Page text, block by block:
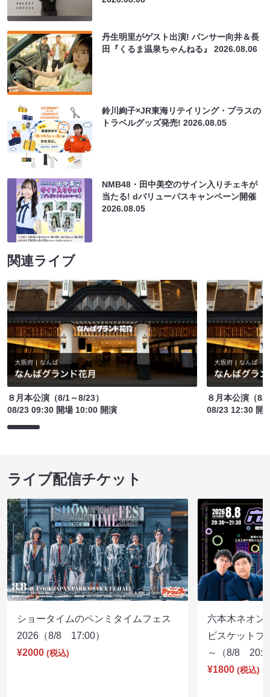
丹生明里がゲスト出演! パンサー向井＆長
田『くるま温泉ちゃんねる』2026.08.06
鈴川絢子×JR東海リテイリング・プラスの
トラベルグッズ発売!2026.08.05
NMB48・田中美空のサイン入りチェキが
当たる! dバリューパスキャンペーン開催
2026.08.05
関連ライブ
８月本公演（8/1～8/23）
08/23 09:30 開場 10:00 開演
８月本公演（8/
08/23 12:30 開
ライブ配信チケット
ショータイムのペンミタイムフェス
2026（8/8 17:00）
¥2000 (税込)
六本木ネオン
ビスケットブ
～（8/8
¥1800 (税込)